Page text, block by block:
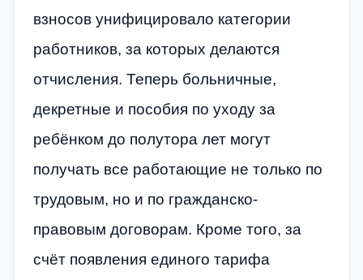
взносов унифицировало категории
работников, за которых делаются
отчисления. Теперь больничные,
декретные и пособия по уходу за
ребёнком до полутора лет могут
получать все работающие не только по
трудовым, но и по гражданско-
правовым договорам. Кроме того, за
счёт появления единого тарифа